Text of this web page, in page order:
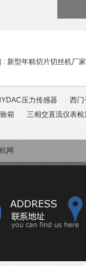
: 新型年糕切片切丝机厂家
压力传感器
西门
箱 三相交直流仪表检
网